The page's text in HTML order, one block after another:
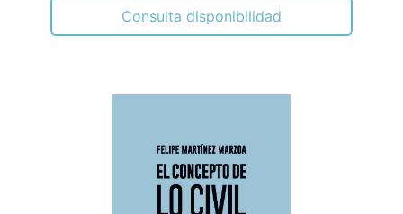
Consulta disponibilidad